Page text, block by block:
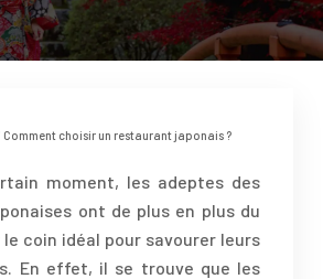
Comment choisir un restaurant japonais ?
moment, les adeptes des
ont de plus en plus du
coin idéal pour savourer leurs
En effet, il se trouve que les